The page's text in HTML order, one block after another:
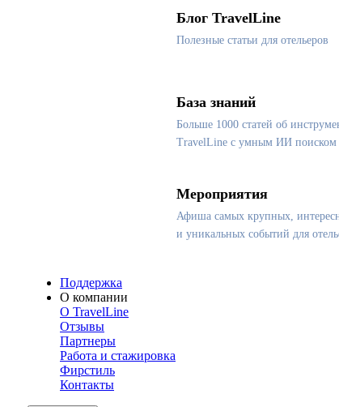
Блог TravelLine
Полезные статьи для отельеров
База знаний
Больше 1000 статей об
TravelLine с умным ИИ поиском
Мероприятия
Афиша самых крупных,
и уникальных событий для
Поддержка
О компании
О TravelLine
Отзывы
Партнеры
Работа и стажировка
Фирстиль
Контакты